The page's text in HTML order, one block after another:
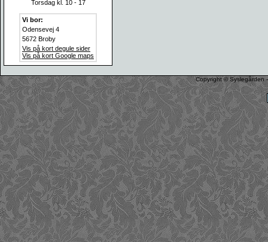
Torsdag kl. 10 - 17
Vi bor:
Odensevej 4
5672 Broby
Vis på kort degule sider
Vis på kort Google maps
Copyright © Syslegården